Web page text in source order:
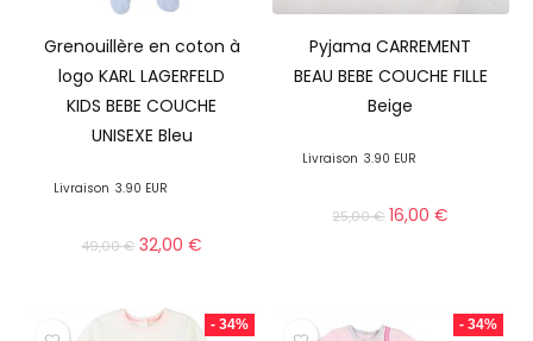
Grenouillère en coton à
logo KARL LAGERFELD
KIDS BEBE COUCHE
UNISEXE Bleu
Livraison 3.90 EUR
49,00€ 32,00€
Pyjama CARREMENT
BEAU BEBE COUCHE FILLE
Beige
Livraison 3.90 EUR
25,00€ 16,00€
- 34% - 34%